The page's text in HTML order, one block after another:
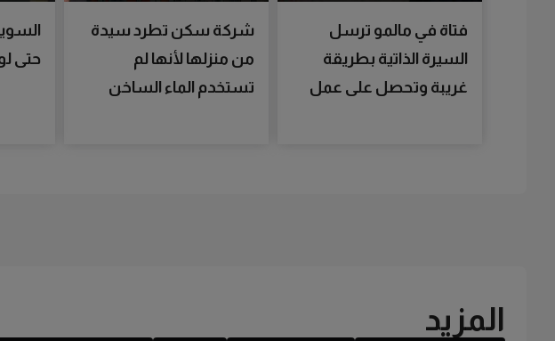
فتاة في مالمو ترسل
السيرة الذاتية بطريقة
غريبة وتحصل على عمل
شركة سكن تطرد سيدة
من منزلها لأنها لم
تستخدم الماء الساخن
حتى
المزيد